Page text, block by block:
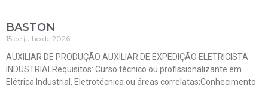
BASTON
15 de julho de 2026
AUXILIAR DE PRODUÇÃO AUXILIAR DE EXPEDIÇÃO ELETRICISTA
INDUSTRIALRequisitos: Curso técnico ou profissionalizante em
Elétrica Industrial, Eletrotécnica ou áreas correlatas;Conhecimento